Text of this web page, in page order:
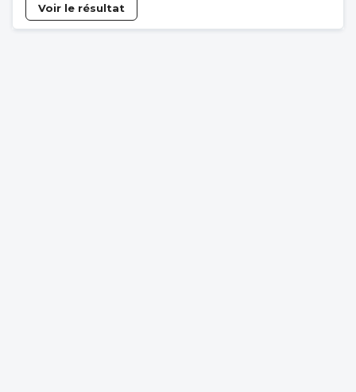
Voir le résultat